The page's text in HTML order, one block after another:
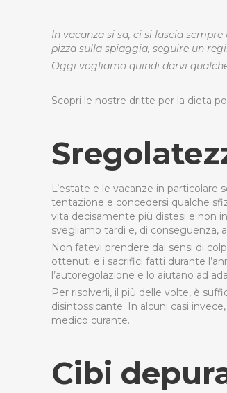
In vacanza si sa, ci si lascia
pizza sulla spiaggia, seguire un
Oggi vogliamo quindi darvi
Scopri le nostre dritte per la dieta
L’estate e le vacanze in particolare
tentazione e concedersi qualche
vita decisamente più distesi e non
svegliamo tardi e, di conseguenza,
Non fatevi prendere dai sensi di
ottenuti e i sacrifici fatti durante
l’autoregolazione e lo aiutano ad
Per risolverli, il più delle volte, è
disintossicante. In alcuni casi
medico curante.
Cibi